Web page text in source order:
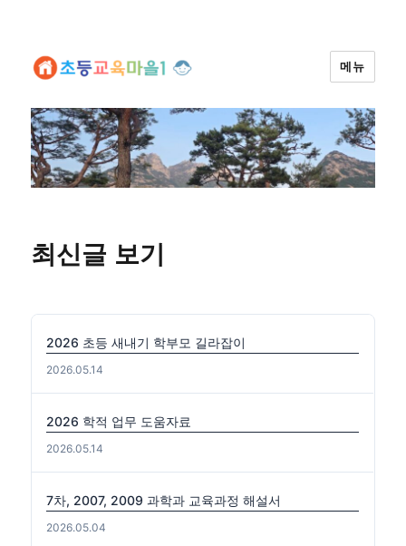
메뉴
최신글 보기
2026 초등 새내기 학부모 길라잡이
2026.05.14
2026 학적 업무 도움자료
2026.05.14
7차, 2007, 2009 과학과 교육과정 해설서
2026.05.04